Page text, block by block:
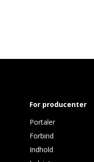
For producenter
Portaler
Forbind
Indhold